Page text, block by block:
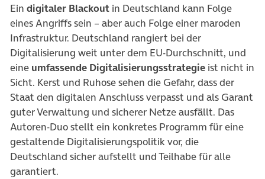
Ein digitaler Blackout in Deutschland kann Folge
eines Angriffs sein – aber auch Folge einer maroden
Infrastruktur. Deutschland rangiert bei der
Digitalisierung weit unter dem EU-Durchschnitt, und
eine umfassende Digitalisierungsstrategie ist nicht in
Sicht. Kerst und Ruhose sehen die Gefahr, dass der
Staat den digitalen Anschluss verpasst und als Garant
guter Verwaltung und sicherer Netze ausfällt. Das
Autoren-Duo stellt ein konkretes Programm für eine
gestaltende Digitalisierungspolitik vor, die
Deutschland sicher aufstellt und Teilhabe für alle
garantiert.